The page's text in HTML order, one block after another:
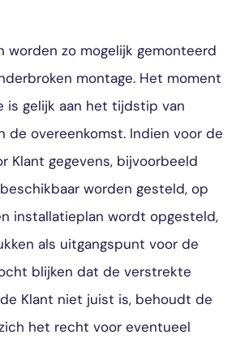
worden zo mogelijk gemonteerd
montage. Het moment
is gelijk aan het tijdstip van
de overeenkomst. Indien voor de
Klant gegevens, bijvoorbeeld
worden gesteld, op
installatieplan wordt opgesteld,
als uitgangspunt voor de
blijken dat de verstrekte
Klant niet juist is, behoudt de
het recht voor eventueel